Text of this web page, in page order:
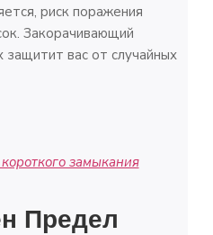
риск поражения
Закорачивающий
защитит вас от случайных
замыкания
Предел